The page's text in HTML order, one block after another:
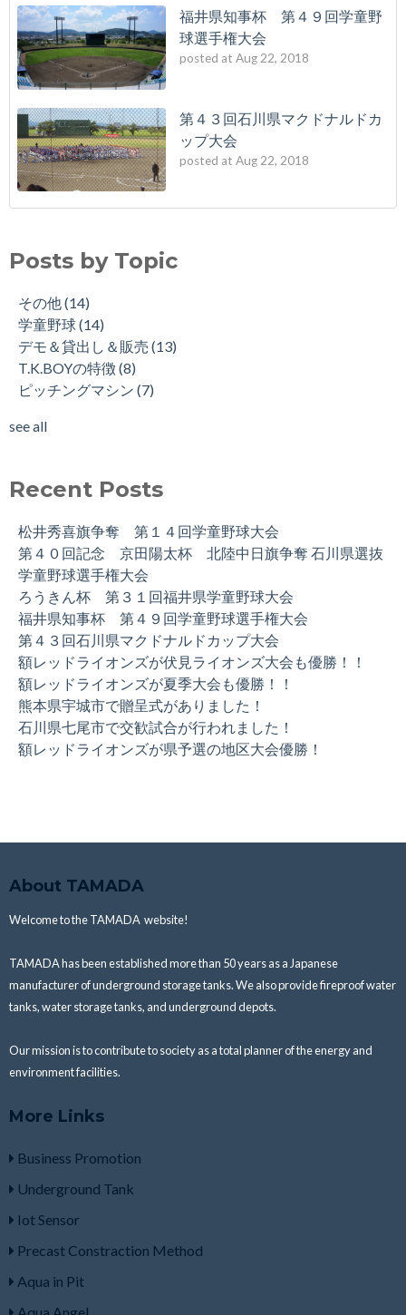
福井県知事杯 第４９回学童野
球選手権大会
posted at Aug 22, 2018
第４３回石川県マクドナルドカ
ップ大会
posted at Aug 22, 2018
Posts by Topic
その他 (14)
学童野球(14)
デモ＆貸出し＆販売 (13)
T.K.BOYの特徴(8)
ピッチングマシン (7)
see all
Recent Posts
松井秀喜旗争奪 第１４回学童野球大会
第４０回記念 京田陽太杯 北陸中日旗争奪 石川県選抜
学童野球選手権大会
ろうきん杯 第３１回福井県学童野球大会
福井県知事杯 第４９回学童野球選手権大会
第４３回石川県マクドナルドカップ大会
額レッドライオンズが伏見ライオンズ大会も優勝！！
額レッドライオンズが夏季大会も優勝！！
熊本県宇城市で贈呈式がありました！
石川県七尾市で交歓試合が行われました！
額レッドライオンズが県予選の地区大会優勝！
About TAMADA
Welcome to the TAMADA website!
TAMADA has been established more than 50 years as a Japanese
manufacturer of underground storage tanks.We also provide fireproof water
tanks, water storage tanks, and underground depots.
Our mission is tocontribute to society as a total planner of the energy and
environment facilities.
More Links
Business Promotion
Underground Tank
Iot Sensor
Precast Constraction Method
Aqua in Pit